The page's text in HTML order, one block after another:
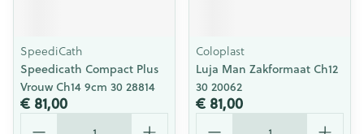
SpeediCath
Speedicath Compact Plus
Vrouw Ch14 9cm 30 28814
€ 81,00
Aantal
Coloplast
Luja Man Zakformaat Ch12
30 20062
€ 81,00
Aantal